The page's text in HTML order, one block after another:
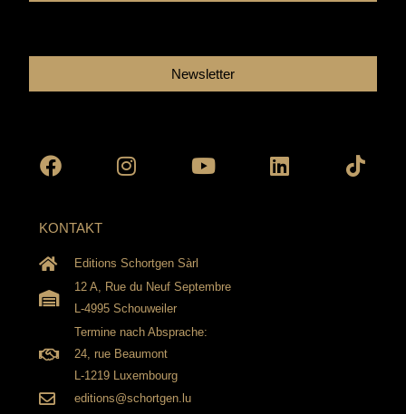
Newsletter
KONTAKT
Editions Schortgen Sàrl
12 A, Rue du Neuf Septembre
L-4995 Schouweiler
Termine nach Absprache:
24, rue Beaumont
L-1219 Luxembourg
editions@schortgen.lu